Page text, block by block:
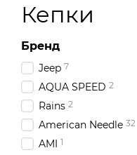
Кепки
Бренд
Jeep 7
AQUA SPEED 2
Rains 2
American Needle 32
AMI 1